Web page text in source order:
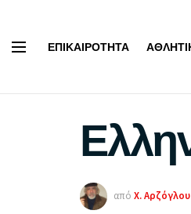
ΕΠΙΚΑΙΡΌΤΗΤΑ
από Χ. Αρζόγλου